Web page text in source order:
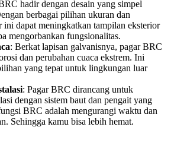
hadir dengan desain yang simpel
berbagai pilihan ukuran dan
ini dapat meningkatkan tampilan eksterior
mengorbankan fungsionalitas.
: Berkat lapisan galvanisnya, pagar BRC
dan perubahan cuaca ekstrem. Ini
yang tepat untuk lingkungan luar
: Pagar BRC dirancang untuk
dengan sistem baut dan pengait yang
BRC adalah mengurangi waktu dan
Sehingga kamu bisa lebih hemat.